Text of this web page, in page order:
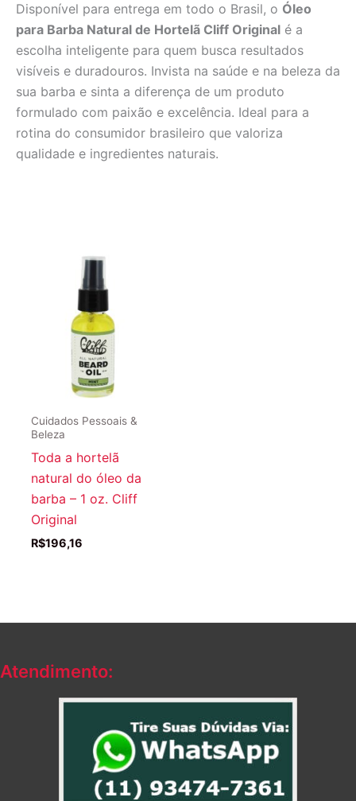
Disponível para entrega em todo o Brasil, o Óleo
para Barba Natural de Hortelã Cliff Original é a
escolha inteligente para quem busca resultados
visíveis e duradouros. Invista na saúde e na beleza da
sua barba e sinta a diferença de um produto
formulado com paixão e excelência. Ideal para a
rotina do consumidor brasileiro que valoriza
qualidade e ingredientes naturais.
Cuidados Pessoais &
Beleza
Toda a hortelã
natural do óleo da
barba – 1 oz. Cliff
Original
R$196,16
Atendimento: